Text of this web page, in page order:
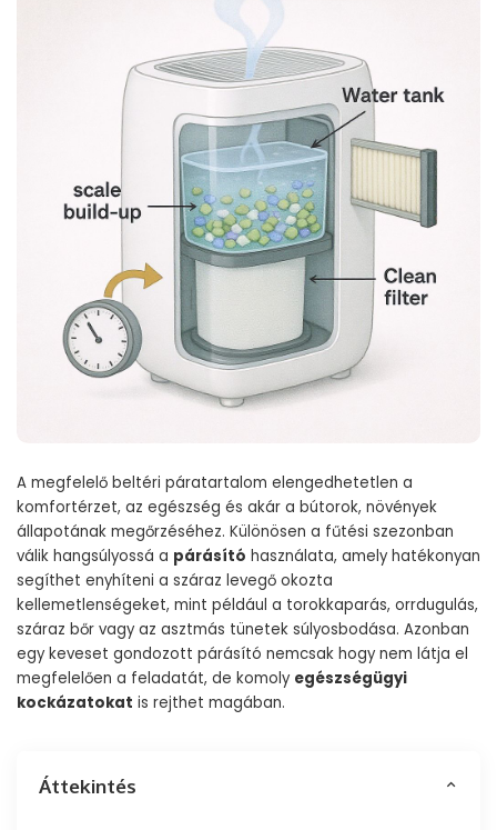
A megfelelő beltéri páratartalom elengedhetetlen a
komfortérzet, az egészség és akár a bútorok, növények
állapotának megőrzéséhez. Különösen a fűtési szezonban
válik hangsúlyossá a párásító használata, amely hatékonyan
segíthet enyhíteni a száraz levegő okozta
kellemetlenségeket, mint például a torokkaparás, orrdugulás,
száraz bőr vagy az asztmás tünetek súlyosbodása. Azonban
egy keveset gondozott párásító nemcsak hogy nem látja el
megfelelően a feladatát, de komoly egészségügyi
kockázatokat is rejthet magában.
Áttekintés